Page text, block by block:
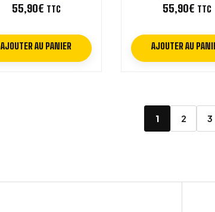
55,90€ TTC
AJOUTER AU PANIER
55,90€ TTC
AJOUTER AU
1 2 3